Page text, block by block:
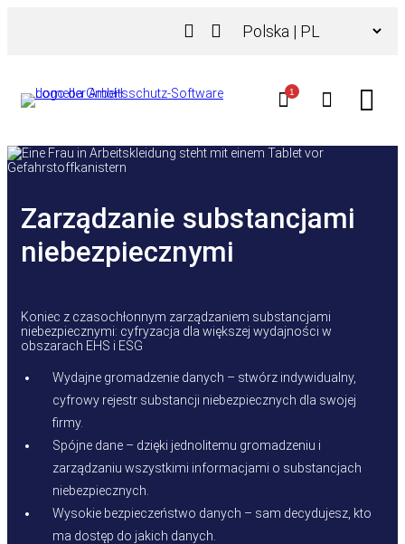
język
1
Zarządzanie substancjami
niebezpiecznymi
Koniec z czasochłonnym zarządzaniem substancjami
niebezpiecznymi: cyfryzacja dla większej wydajności w
obszarach EHS i ESG
Wydajne gromadzenie danych – stwórz indywidualny,
cyfrowy rejestr substancji niebezpiecznych dla swojej
firmy.
Spójne dane – dzięki jednolitemu gromadzeniu i
zarządzaniu wszystkimi informacjami o substancjach
niebezpiecznych.
Wysokie bezpieczeństwo danych – sam decydujesz, kto
ma dostęp do jakich danych.